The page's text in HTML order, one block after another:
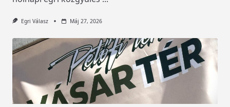
Egri Válasz Máj 27, 2026